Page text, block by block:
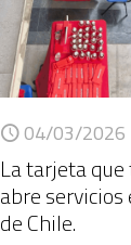
04/03/2026
La tarjeta
abre
de Chile.